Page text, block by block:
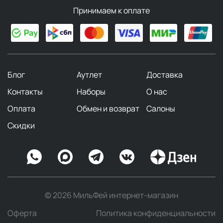
крем и сыворотка
Крем-уход La Crème. Компания Thalion заново
изобрела антивозрастной уход для
Исключительное восстанавливающее средство
La Crème содержит 3 запатентованных морских
активных ингредиента, морской кремний и
гиалуроновую кислоту, которые работают в
синергии, обеспечивая непревзойденную
новому определяет контуры лица, придавая им
красивой и сияющей.
сыворотки лаборатории Thalion
Принимаем к оплате
Блог Аутлет
Доставка
Контакты
Наборы
О нас
Оплата
Обмен и возврат
Салоны
Скидки
© 2026 МильФей интернет-магазин
Оферта
Политика конфиденциальности